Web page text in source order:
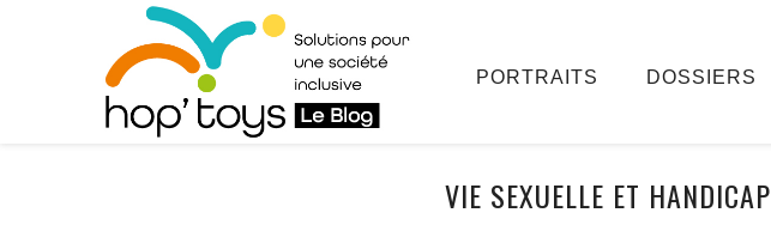
PORTRAITS DOSSIERS
VIE SEXUELLE ET HANDICAP